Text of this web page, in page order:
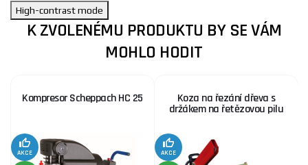
High-contrast mode
K ZVOLENÉMU PRODUKTU BY SE VÁM
MOHLO HODIT
Kompresor Scheppach HC 25
AKCE
Koza na řezání dřeva s
držákem na řetězovou pilu
AKCE